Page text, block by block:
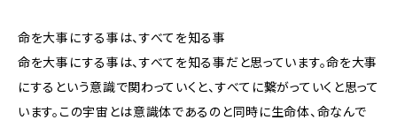
命を大事にする事は、すべてを知る事
命を大事にする事は、すべてを知る事だと思っています。命を大事
にするという意識で関わっていくと、すべてに繋がっていくと思って
います。この宇宙とは意識体であるのと同時に生命体、命なんで